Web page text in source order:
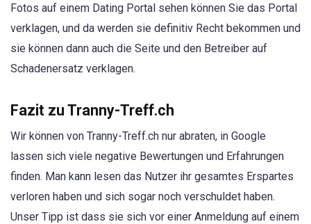
Fotos auf einem Dating Portal sehen können Sie das Portal
verklagen, und da werden sie definitiv Recht bekommen und
sie können dann auch die Seite und den Betreiber auf
Schadenersatz verklagen.
Fazit zu Tranny-Treff.ch
Wir können von Tranny-Treff.ch nur abraten, in Google
lassen sich viele negative Bewertungen und Erfahrungen
finden. Man kann lesen das Nutzer ihr gesamtes Erspartes
verloren haben und sich sogar noch verschuldet haben.
Unser Tipp ist dass sie sich vor einer Anmeldung auf einem